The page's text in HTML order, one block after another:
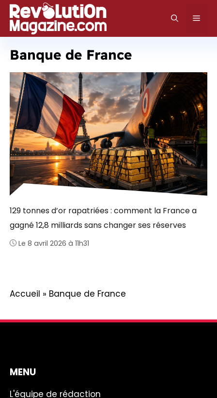
Aller
au
contenu
Banque de France
129 tonnes d’or rapatriées : comment la France a
gagné 12,8 milliards sans changer ses réserves
Le 8 avril 2026 à 11h31
Accueil » Banque de France
MENU
L'équipe de rédaction